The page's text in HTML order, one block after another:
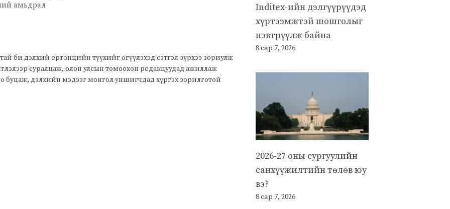
амьдрал
би дэлхий ертөнцийн түүхийг өгүүлэхэд сэтгэл зүрхээ зориулж
суралцаж, олон улсын томоохон редакцуудад ажиллаж
буцаж, дэлхийн мэдээг монгол уншигчдад хүргэх зорилготой
Inditex-ийн дэлгүүрүүдэд
хүртээмжтэй шошголыг
нэвтрүүлж байна
8 сар 7, 2026
2026-27 оны сургуулийн
санхүүжилтийн төлөв юу
вэ?
8 сар 7, 2026